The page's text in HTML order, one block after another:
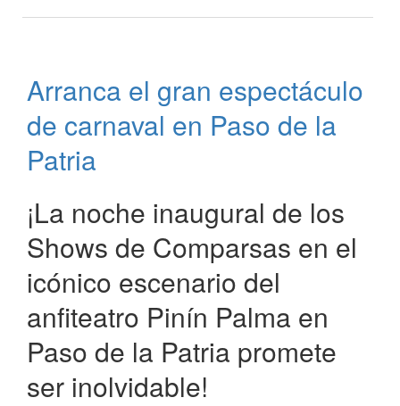
comienza
a
celebrar
Carnaval
Arranca el gran espectáculo
de carnaval en Paso de la
Patria
¡La noche inaugural de los
Shows de Comparsas en el
icónico escenario del
anfiteatro Pinín Palma en
Paso de la Patria promete
ser inolvidable!